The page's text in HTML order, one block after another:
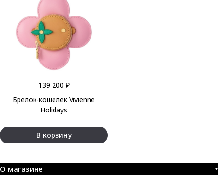
139 200 ₽
Брелок-кошелек Vivienne
Holidays
В корзину
О магазине